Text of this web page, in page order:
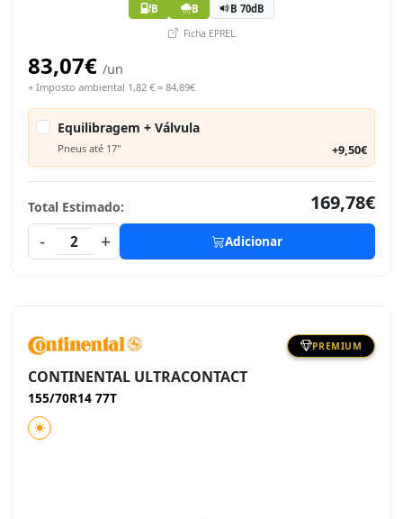
B B B 70dB
Ficha EPREL
83,07€ /un
+ Imposto ambiental 1,82 € = 84,89€
Equilibragem + Válvula
Pneus até 17" +9,50€
Total Estimado:
169,78€
-
2 + Adicionar
PREMIUM
CONTINENTAL ULTRACONTACT
155/70R14 77T